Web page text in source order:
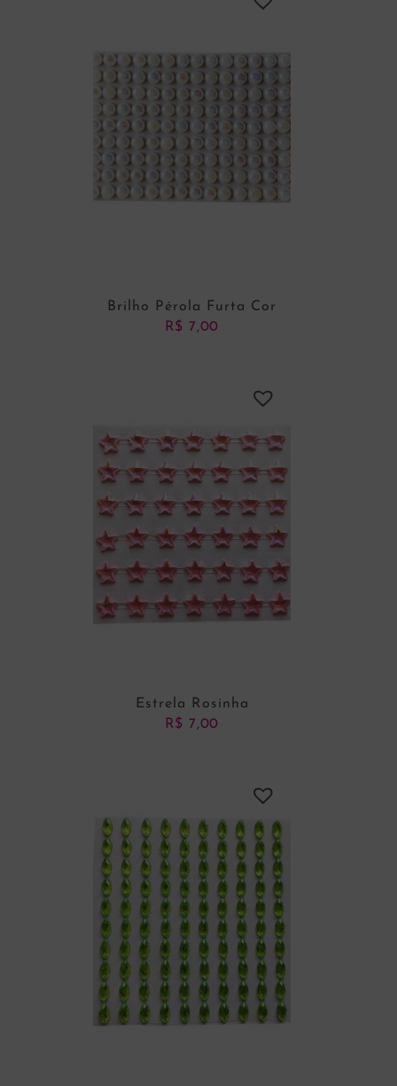
ADICIONAR AO CARRINHO
Brilho Pérola Furta Cor
R$ 7,00
ADICIONAR AO CARRINHO
Estrela Rosinha
R$ 7,00